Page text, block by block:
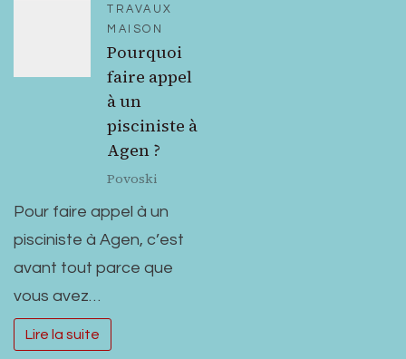
TRAVAUX
MAISON
Pourquoi
faire appel
à un
pisciniste à
Agen ?
Povoski
Pour faire appel à un
pisciniste à Agen, c’est
avant tout parce que
vous avez…
Lire la suite